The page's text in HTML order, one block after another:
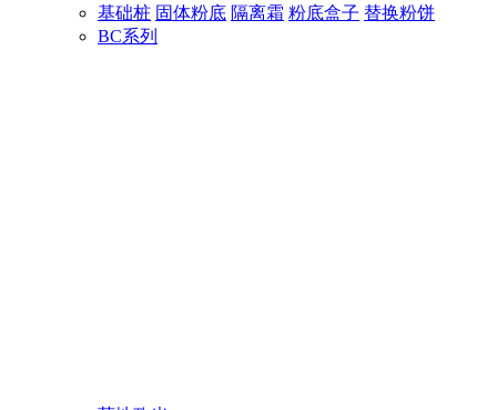
基础桩 固体粉底 隔离霜 粉底盒子 替换粉饼
BC系列